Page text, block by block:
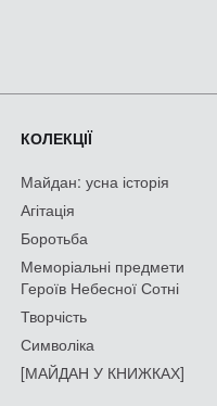
КОЛЕКЦІЇ
Майдан: усна історія
Агітація
Боротьба
Меморіальні предмети
Героїв Небесної Сотні
Творчість
Символіка
[МАЙДАН У КНИЖКАХ]